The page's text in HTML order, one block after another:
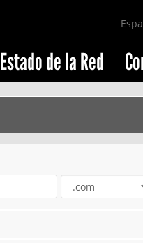
Estado de la Red